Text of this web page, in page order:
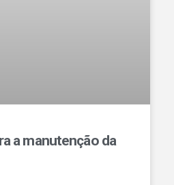
a manutenção da